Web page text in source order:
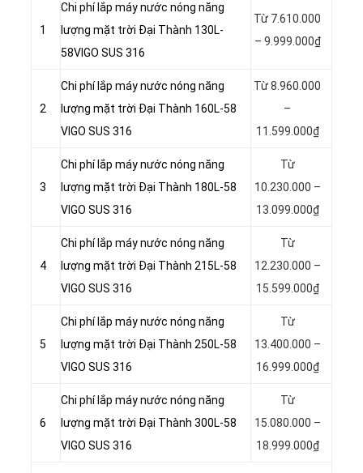
1
Chi phí lắp máy nước nóng năng
lượng mặt trời Đại Thành 130L-
58VIGO SUS 316
Từ 7.610.000
– 9.999.000₫
2
Chi phí lắp máy nước nóng năng
lượng mặt trời Đại Thành 160L-58
VIGO SUS 316
Từ 8.960.000
–
11.599.000₫
3
Chi phí lắp máy nước nóng năng
lượng mặt trời Đại Thành 180L-58
VIGO SUS 316
Từ
10.230.000 –
13.099.000₫
4
Chi phí lắp máy nước nóng năng
lượng mặt trời Đại Thành 215L-58
VIGO SUS 316
Từ
12.230.000 –
15.599.000₫
5
Chi phí lắp máy nước nóng năng
lượng mặt trời Đại Thành 250L-58
VIGO SUS 316
Từ
13.400.000 –
16.999.000₫
6
Chi phí lắp máy nước nóng năng
lượng mặt trời Đại Thành 300L-58
VIGO SUS 316
Từ
15.080.000 –
18.999.000₫